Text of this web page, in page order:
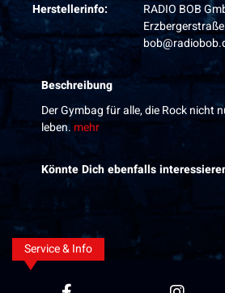
Herstellerinfo:
RADIO BOB
Beschreibung
Der Gymbag für alle, die Rock nicht
leben. mehr
Könnte Dich ebenfalls
Service & Info